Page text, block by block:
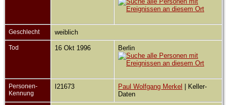
Geschlecht weiblich
Tod 16 Okt 1996 Berlin
Personen-
Kennung
I21673 Paul Wolfgang Merkel
| Keller-
Daten